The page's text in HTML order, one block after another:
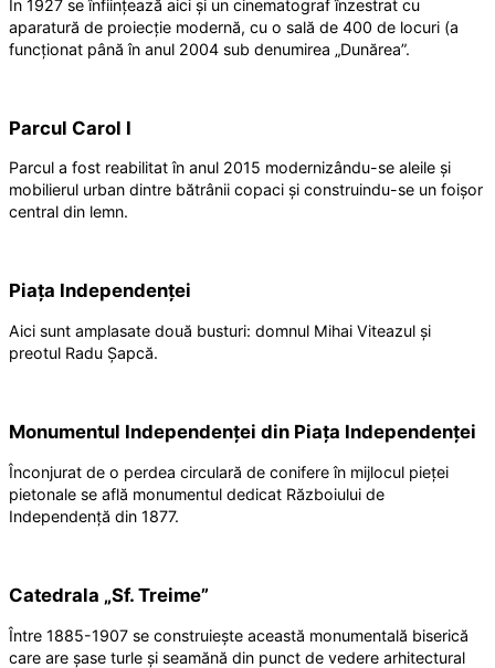
În 1927 se înființează aici și un cinematograf înzestrat cu
aparatură de proiecție modernă, cu o sală de 400 de locuri (a
funcționat până în anul 2004 sub denumirea „Dunărea”.
Parcul Carol I
Parcul a fost reabilitat în anul 2015 modernizându-se aleile și
mobilierul urban dintre bătrânii copaci și construindu-se un foișor
central din lemn.
Piața Independenței
Aici sunt amplasate două busturi: domnul Mihai Viteazul și
preotul Radu Șapcă.
Monumentul Independenței din Piața Independenței
Înconjurat de o perdea circulară de conifere în mijlocul pieței
pietonale se află monumentul dedicat Războiului de
Independență din 1877.
Catedrala „Sf. Treime”
Între 1885-1907 se construiește această monumentală biserică
care are șase turle și seamănă din punct de vedere arhitectural